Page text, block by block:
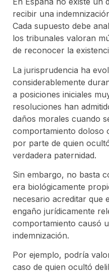
recibir una
Cada supuesto debe
los tribunales valoran
de reconocer la
La jurisprudencia ha
considerablemente
a posiciones iniciales
resoluciones han
daños morales cuando
comportamiento doloso
por parte de quien
verdadera paternidad.
Sin embargo, no basta
era biológicamente
necesario acreditar que
engaño jurídicamente
comportamiento causó
indemnización.
Por ejemplo, podría
caso de quien ocultó